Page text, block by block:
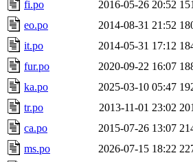
fi.po
2016-05-26 20:52
eo.po
2014-08-31 21:52
it.po
2014-05-31 17:12
fur.po
2020-09-22 16:07
ka.po
2025-03-10 05:47
tr.po
2013-11-01 23:02
ca.po
2015-07-26 13:07
ms.po
2026-07-15 18:22